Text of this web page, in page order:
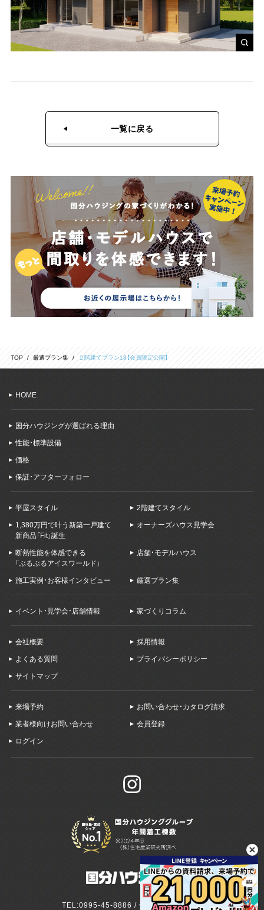
TOP 厳選プラン集 ２階建てプラン18【会員限定公開】
一覧に戻る
HOME
国分ハウジングが選ばれる理由
性能・標準設備
価格
保証・アフターフォロー
平屋スタイル 2階建てスタイル
1,380万円で叶う新築一戸建て
新商品「Fit」誕生
オーナーズハウス見学会
断熱性能を体感できる
「ぶるぶるアイスワールド」
店舗・モデルハウス
施工実例・お客様インタビュー 厳選プラン集
イベント・見学会・店舗情報 家づくりコラム
会社概要 採用情報
よくある質問 プライバシーポリシー
サイトマップ
来場予約 お問い合わせ・カタログ請求
業者様向けお問い合わせ 会員登録
ログイン
TEL:0995-45-8886 / 受付:9:00～18:00